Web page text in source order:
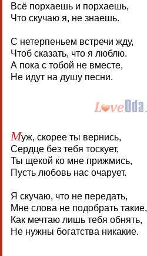
Всё порхаешь и порхаешь,
Что скучаю я, не знаешь.
С нетерпеньем встречи жду,
Чтоб сказать, что я люблю.
А пока с тобой не вместе,
Не идут на душу песни.
Муж, скорее ты вернись,
Сердце без тебя тоскует,
Ты щекой ко мне прижмись,
Пусть любовь нас очарует.
Я скучаю, что не передать,
Мне слова не подобрать такие,
Как мечтаю лишь тебя обнять,
Не нужны богатства никакие.